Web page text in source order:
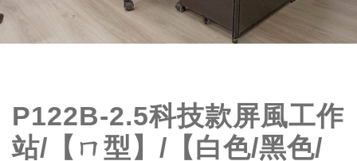
P122B-2.5科技款屏風工作
站/【ㄇ型】/【白色/黑色/